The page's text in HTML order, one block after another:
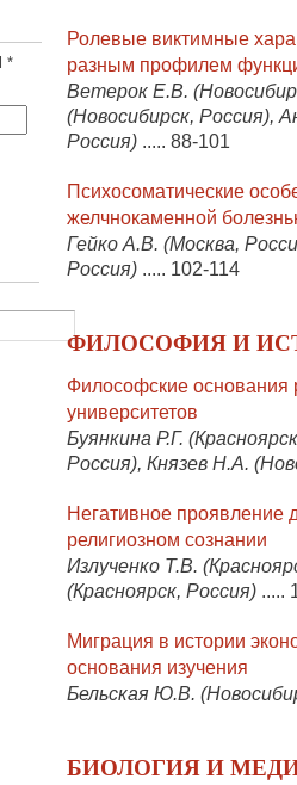
*
Ролевые виктимные
разным профилем
Ветерок Е.В.
(Новосибирск, Россия),
Россия) ..... 88-101
Психосоматические
желчнокаменной
Гейко А.В. (Москва,
Россия) ..... 102-114
ФИЛОСОФИЯ И
Философские основания
университетов
Буянкина Р.Г.
Россия), Князев Н.А.
Негативное проявление
религиозном сознании
Излученко Т.В.
(Красноярск, Россия) .....
Миграция в истории
основания изучения
Бельская Ю.В.
БИОЛОГИЯ И